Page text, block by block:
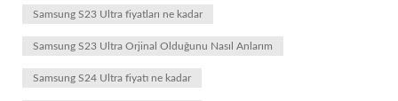
Samsung S23 Ultra fiyatları ne kadar
Samsung S23 Ultra Orjinal Olduğunu Nasıl Anlarım
Samsung S24 Ultra fiyatı ne kadar